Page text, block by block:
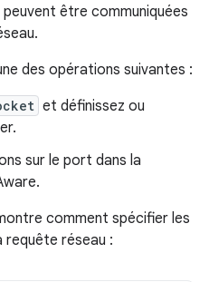
être communiquées
des opérations suivantes :
et définissez ou
sur le port dans la
comment spécifier les
réseau :